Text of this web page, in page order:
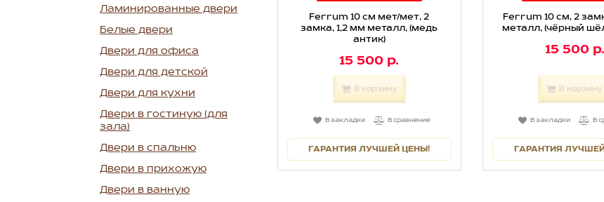
Ламинированные двери
Белые двери
Двери для офиса
Двери для детской
Двери для кухни
Двери в гостиную (для
зала)
Двери в спальню
Двери в прихожую
Двери в ванную
Ferrum 10 см мет/мет, 2
замка, 1,2 мм металл, (медь
антик)
15 500 р.
В корзину
В закладки В сравнение
ГАРАНТИЯ ЛУЧШЕЙ ЦЕНЫ!
Ferrum 10 см, 2
металл, (чёрный
15 500 р.
В корзину
В закладки В
ГАРАНТИЯ